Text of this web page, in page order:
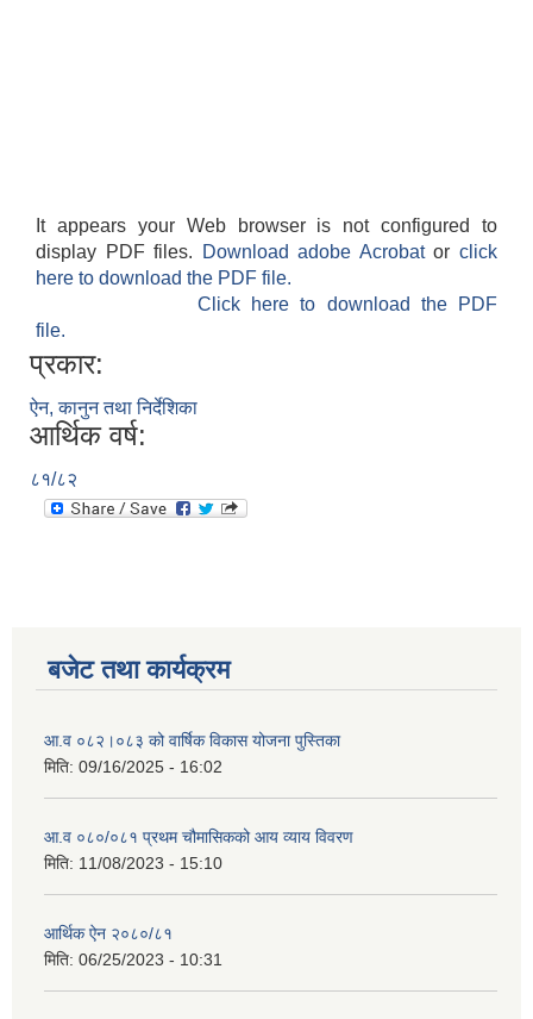
It appears your Web browser is not configured to
display PDF files.
Download adobe Acrobatorclick
here to download the PDF file.
Click here to download the PDF
file.
प्रकार:
ऐन, कानुन तथा निर्देशिका
आर्थिक वर्ष:
८१/८२
बजेट तथा कार्यक्रम
आ.व ०८२।०८३ को वार्षिक विकास योजना पुस्तिका
मिति: 09/16/2025 - 16:02
आ.व ०८०/०८१ प्रथम चौमासिकको आय व्याय विवरण
मिति: 11/08/2023 - 15:10
आर्थिक ऐन २०८०/८१
मिति: 06/25/2023 - 10:31